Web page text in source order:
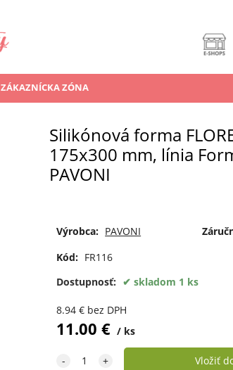
ZÁKAZNÍCKA ZÓNA
Silikónová forma
175x300 mm, línia
PAVONI
Výrobca: PAVONI
Kód: FR116
Dostupnosť:
skladom 1 ks
8.94 € bez DPH
11.00 € ks